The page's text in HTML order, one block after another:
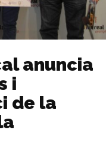
anuncia
i
de la